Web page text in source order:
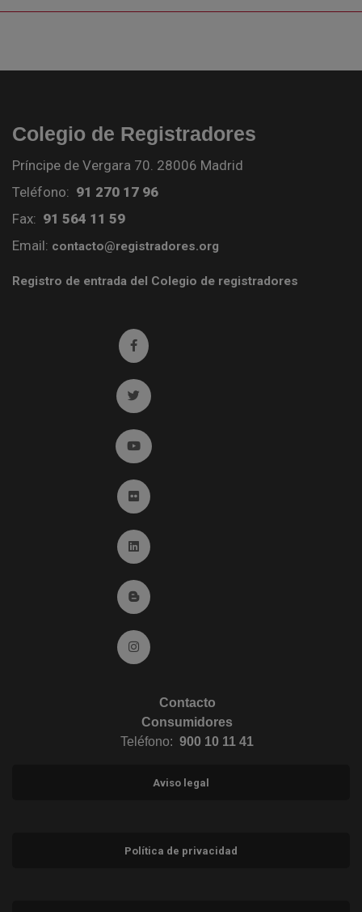
Colegio de Registradores
Príncipe de Vergara 70. 28006 Madrid
Teléfono: 91 270 17 96
Fax: 91 564 11 59
Email: contacto@registradores.org
Registro de entrada del Colegio de registradores
Ir a facebook (abre en ventana nueva)
Ir a twitter (abre en ventana nueva)
Ir a YouTube (abre en ventana nueva)
Ir a Flickr (abre en ventana nueva)
Ir a Linkedin (abre en ventana nueva)
Ir al Blog (abre en ventana nueva)
Ir a Instagram (abre en ventana nueva)
Contacto
Consumidores
Teléfono: 900 10 11 41
Aviso legal
Política de privacidad